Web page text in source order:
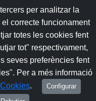
per analitzar la
correcte funcionament
totes les cookies fent
tot" respectivament,
seves preferències fent
Per a més informació
. Configurar